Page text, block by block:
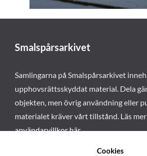
Smalspårsarkivet
Samlingarna på Smalspårsarkivet
upphovsrättsskyddat material. Dela
objekten, men övrig användning eller
materialet kräver vårt tillstånd. Läs
användarvillkor här.
Cookies